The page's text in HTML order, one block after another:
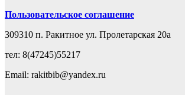
Пользовательское соглашение
309310 п. Ракитное ул. Пролетарская 20а
тел: 8(47245)55217
Email: rakitbib@yandex.ru